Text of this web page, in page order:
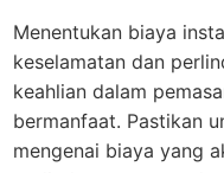
Menentukan biaya
keselamatan dan
keahlian dalam
bermanfaat. Pastikan
mengenai biaya yang